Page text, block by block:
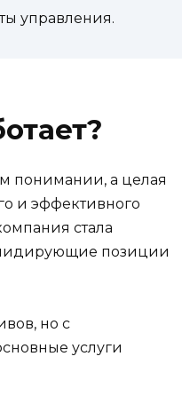
управления.
понимании, а целая
и эффективного
стала
лидирующие позиции
но с
услуги